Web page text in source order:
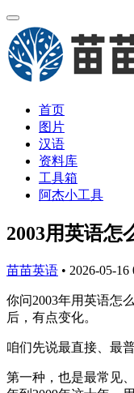
首页
图片
汉语
资料库
工具箱
阿杰小工具
2003用英语怎
苗苗英语 • 2026-05-16
你问2003年用英语怎
后，有点变化。
咱们先说最直接、最
第一种，也是最常见